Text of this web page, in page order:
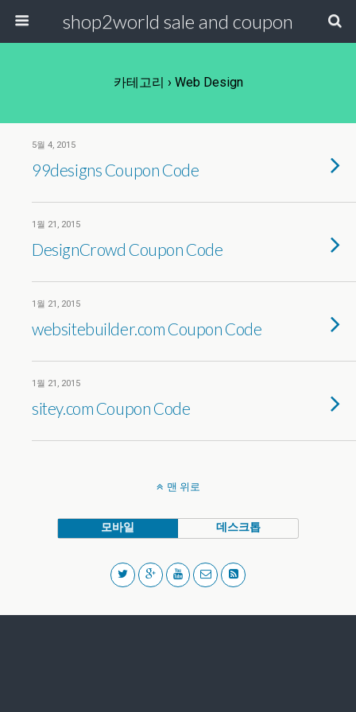
shop2world sale and coupon
카테고리 › Web Design
5월 4, 2015
99designs Coupon Code
1월 21, 2015
DesignCrowd Coupon Code
1월 21, 2015
websitebuilder.com Coupon Code
1월 21, 2015
sitey.com Coupon Code
맨 위로
모바일 데스크톱